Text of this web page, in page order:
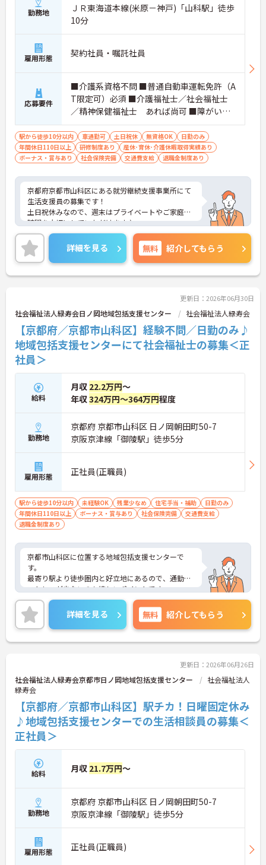
勤務地
ＪＲ東海道本線(米原－神戸)「山科駅」徒歩
10分
雇用形態 契約社員・嘱託社員
応募要件
■介護系資格不問 ■普通自動車運転免許（A
T限定可）必須 ■介護福祉士／社会福祉士
／精神保健福祉士 あれば尚可 ■障がい者
施設での経験あれば尚可
駅から徒歩10分以内 車通勤可 土日祝休 無資格OK
日勤のみ
年間休日110日以上
研修制度あり
産休･育休･介護休暇取得実績あり
ボーナス・賞与あり
社会保険完備 交通費支給 退職金制度あり
京都府京都市山科区にある就労継続支援事業所にて
生活支援員の募集です！
土日祝休みなので、週末はプライベートやご家庭の
時間を大切にしていただけます♪
最寄り駅より徒歩圏内と好立地にあるので、通勤の
ストレスが少ないのも嬉しいポイントです。
ご興味のある方には、面接対策ポイントなど、さら
に詳細をお話しいたしますのでお気軽にご相談くだ
さい！
詳細を見る 無料 紹介してもらう
更新日：2026年06月30日
社会福祉法人緑寿会日ノ岡地域包括支援センター 社会福祉法人緑寿会
【京都府／京都市山科区】経験不問／日勤のみ♪
地域包括支援センターにて社会福祉士の募集＜正
社員＞
給料
月収 22.2万円～
年収324万円～364万円程度
勤務地
京都府 京都市山科区 日ノ岡朝田町50-7
京阪京津線「御陵駅」徒歩5分
雇用形態 正社員(正職員)
駅から徒歩10分以内 未経験OK 残業少なめ 住宅手当・補助
日勤のみ
年間休日110日以上
ボーナス・賞与あり 社会保険完備
交通費支給
退職金制度あり
京都市山科区に位置する地域包括支援センターで
す。
最寄り駅より徒歩圏内と好立地にあるので、通勤の
ストレスが少ないのも嬉しいポイントです。
年間休日110日以上あり、しっかり働いてしっかり
休める、社員にとって理想の働き方を実現できま
す。
ご興味をお持ちの方はお気軽にお問い合わせくださ
い。
詳細を見る 無料 紹介してもらう
更新日：2026年06月26日
社会福祉法人緑寿会京都市日ノ岡地域包括支援センター
社会福祉法人
緑寿会
【京都府／京都市山科区】駅チカ！日曜固定休み
♪地域包括支援センターでの生活相談員の募集＜
正社員＞
給料 月収 21.7万円～
勤務地
京都府 京都市山科区 日ノ岡朝田町50-7
京阪京津線「御陵駅」徒歩5分
雇用形態 正社員(正職員)